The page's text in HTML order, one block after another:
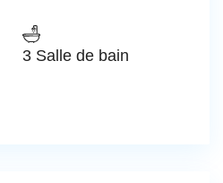
3 Salle de bain